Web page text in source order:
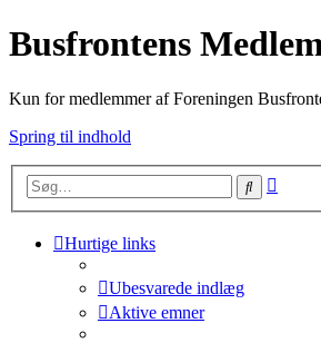
Busfrontens
Kun for medlemmer af Foreningen
Spring til indhold
Søg
Hurtige links
Ubesvarede indlæg
Aktive emner